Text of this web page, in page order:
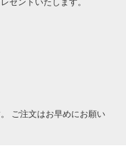
ゼントいたします。
ご注文はお早めにお願い